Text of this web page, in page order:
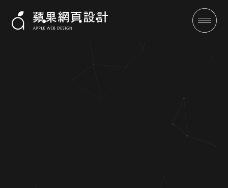
勝城實業-RWD網站設計案例|蘋